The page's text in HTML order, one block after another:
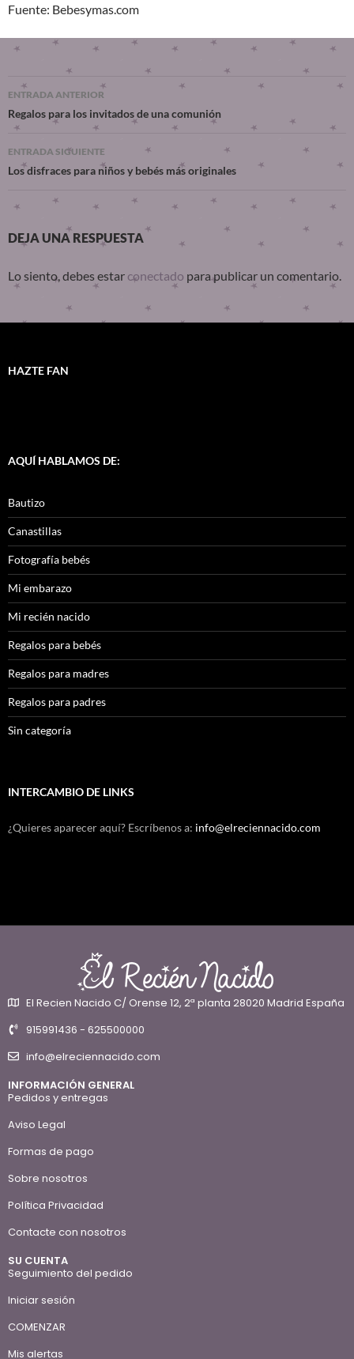
Fuente: Bebesymas.com
ENTRADA ANTERIOR
Regalos para los invitados de una comunión
ENTRADA SIGUIENTE
Los disfraces para niños y bebés más originales
DEJA UNA RESPUESTA
Lo siento, debes estar conectado para publicar un comentario.
HAZTE FAN
AQUÍ HABLAMOS DE:
Bautizo
Canastillas
Fotografía bebés
Mi embarazo
Mi recién nacido
Regalos para bebés
Regalos para madres
Regalos para padres
Sin categoría
INTERCAMBIO DE LINKS
¿Quieres aparecer aquí? Escríbenos a: info@elreciennacido.com
El Recien Nacido C/ Orense 12, 2ª planta 28020 Madrid España
915991436 - 625500000
info@elreciennacido.com
INFORMACIÓN GENERAL
Pedidos y entregas
Aviso Legal
Formas de pago
Sobre nosotros
Política Privacidad
Contacte con nosotros
SU CUENTA
Seguimiento del pedido
Iniciar sesión
COMENZAR
Mis alertas